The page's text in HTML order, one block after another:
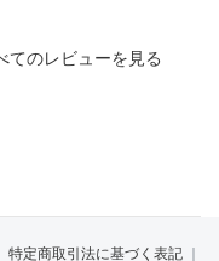
てのレビューを見る
特定商取引法に基づく表記